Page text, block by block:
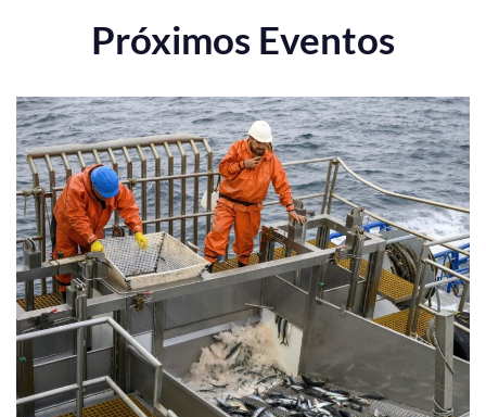
Próximos Eventos